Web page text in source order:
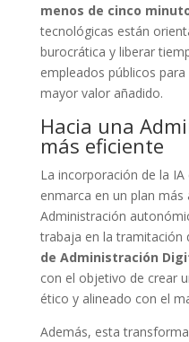
menos de cinco
tecnológicas están
burocrática y liberar
empleados públicos
mayor valor añadido.
Hacia una
más eficiente
La incorporación de la
enmarca en un plan
Administración
trabaja en la tramitación
de Administración
con el objetivo de crear
ético y alineado con el
Además, esta